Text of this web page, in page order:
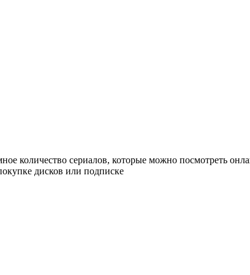
количество сериалов, которые можно посмотреть
дисков или подписке